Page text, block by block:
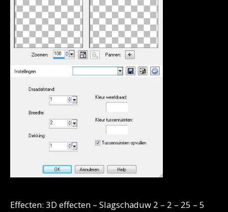
Effecten: 3D effecten – Slagschaduw 2 – 2 – 25 – 5